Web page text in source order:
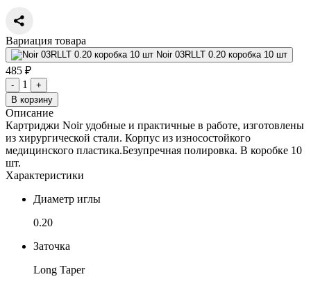
Вариация товара
Noir 03RLLT 0.20 коробка 10 шт
485 ₽
- 1
+
В корзину
Описание
Картриджи Noir удобные и практичные в работе, изготовлены
из хирургической стали. Корпус из износостойкого
медицинского пластика.Безупречная полировка. В коробке 10
шт.
Характеристики
Диаметр иглы
0.20
Заточка
Long Taper